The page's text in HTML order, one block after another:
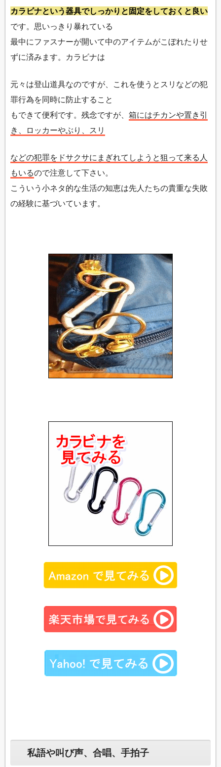
カラビナという器具でしっかりと固定をしておくと良い
です。思いっきり暴れている
最中にファスナーが開いて中のアイテムがこぼれたりせ
ずに済みます。カラビナは
元々は登山道具なのですが、これを使うとスリなどの犯
罪行為を同時に防止すること
もできて便利です。残念ですが、 箱にはチカンや置き引
き、ロッカーやぶり、スリ
などの犯罪をドサクサにまぎれてしようと狙って来る人
もいるので注意して下さい。
こういう小ネタ的な生活の知恵は先人たちの貴重な失敗
の経験に基づいています。
私語や叫び声、合唱、手拍子